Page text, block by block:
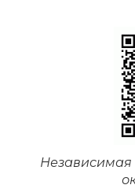
Независимая